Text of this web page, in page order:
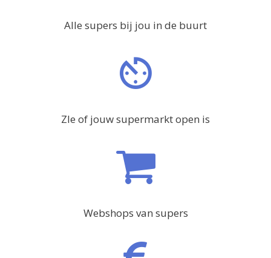
Alle supers bij jou in de buurt
ZIe of jouw supermarkt open is
Webshops van supers